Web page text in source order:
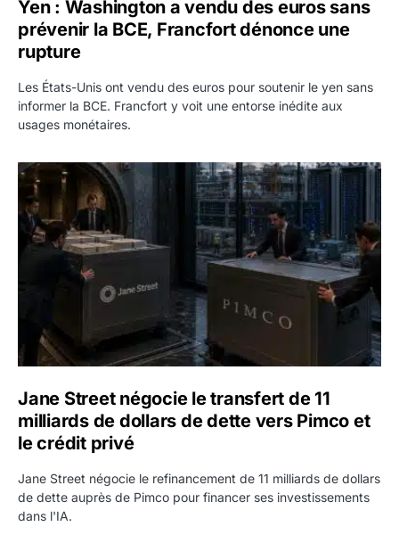
Yen : Washington a vendu des euros sans
prévenir la BCE, Francfort dénonce une
rupture
Les États-Unis ont vendu des euros pour soutenir le yen sans
informer la BCE. Francfort y voit une entorse inédite aux
usages monétaires.
Jane Street négocie le transfert de 11 milliards de
Jane Street négocie le transfert de 11
milliards de dollars de dette vers Pimco et
le crédit privé
Jane Street négocie le refinancement de 11 milliards de dollars
de dette auprès de Pimco pour financer ses investissements
dans l'IA.